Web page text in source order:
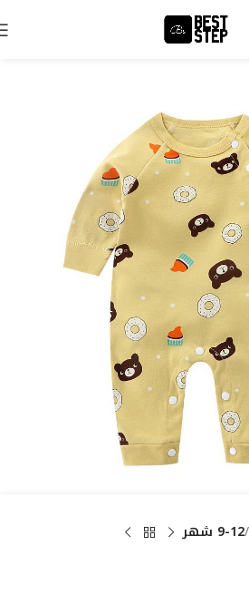
9-12 شهر